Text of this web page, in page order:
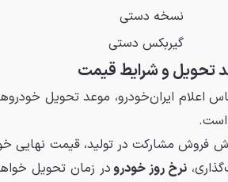
نسخه دستی
گیربکس دستی
تحویل و شرایط قیمت
فروش مشارکت در تولید، قیمت نهایی
نرخ روز خودرودر زمان تحویل